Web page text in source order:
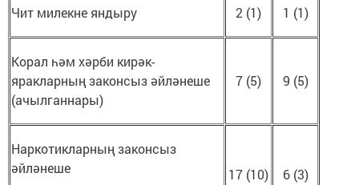
Чит милекне яндыру 2 (1) 1 (1)
Корал һәм хәрби кирәк-
яракларның законсыз әйләнеше
(ачылганнары)
7 (5) 9 (5)
Наркотикларның законсыз
әйләнеше
17 (10) 6 (3)